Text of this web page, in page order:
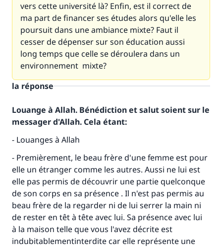
vers cette université là? Enfin, est il correct de
ma part de financer ses études alors qu'elle les
poursuit dans une ambiance mixte? Faut il
cesser de dépenser sur son éducation aussi
long temps que celle se déroulera dans un
environnement mixte?
la réponse
Louange à Allah. Bénédiction et salut soient sur le
messager d'Allah. Cela étant:
- Louanges à Allah
- Premièrement, le beau frère d'une femme est pour
elle un étranger comme les autres. Aussi ne lui est
elle pas permis de découvrir une partie quelconque
de son corps en sa présence . Il n'est pas permis au
beau frère de la regarder ni de lui serrer la main ni
de rester en têt à tête avec lui. Sa présence avec lui
à la maison telle que vous l'avez décrite est
indubitablementinterdite car elle représente une